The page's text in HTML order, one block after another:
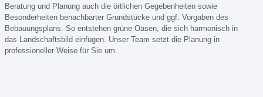
Beratung und Planung auch die örtlichen Gegebenheiten sowie
Besonderheiten benachbarter Grundstücke und ggf. Vorgaben des
Bebauungsplans. So entstehen grüne Oasen, die sich harmonisch in
das Landschaftsbild einfügen. Unser Team setzt die Planung in
professioneller Weise für Sie um.